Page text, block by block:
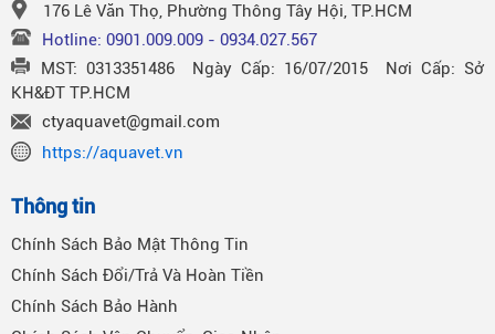
176 Lê Văn Thọ, Phường Thông Tây Hội, TP.HCM
Hotline: 0901.009.009 - 0934.027.567
MST: 0313351486 Ngày Cấp: 16/07/2015 Nơi Cấp: Sở
KH&ĐT TP.HCM
ctyaquavet@gmail.com
https://aquavet.vn
Thông tin
Chính Sách Bảo Mật Thông Tin
Chính Sách Đổi/Trả Và Hoàn Tiền
Chính Sách Bảo Hành